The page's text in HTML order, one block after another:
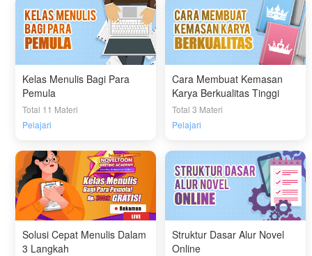
Kelas Menulis Bagi Para
Pemula
Total 11 Materi
Pelajari
Cara Membuat Kemasan
Karya Berkualitas Tinggi
Total 3 Materi
Pelajari
Solusi Cepat Menulis Dalam
3 Langkah
Struktur Dasar Alur Novel
Online